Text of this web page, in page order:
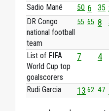
Sadio Mané 50 6 35
DR Congo
national football
team
55 65 8
List of FIFA
World Cup top
goalscorers
7 4
Rudi Garcia 13 62 47